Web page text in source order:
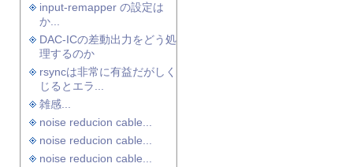
input-remapper の設定は
か...
DAC-ICの差動出力をどう処
理するのか
rsyncは非常に有益だがしく
じるとエラ...
雑感...
noise reducion cable...
noise reducion cable...
noise reducion cable...